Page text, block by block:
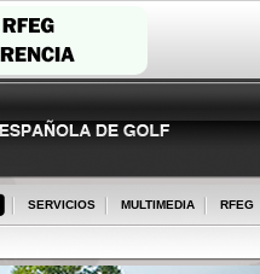
SERVICIOS MULTIMEDIA RFEG